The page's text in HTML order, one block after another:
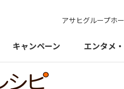
アサヒグループホ
キャンペーン エンタメ